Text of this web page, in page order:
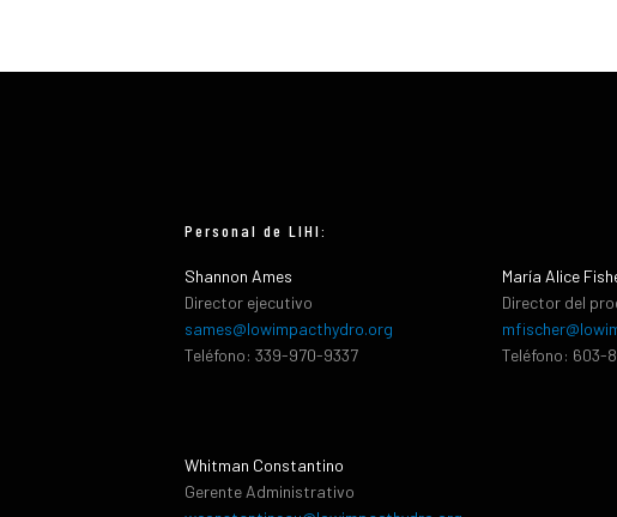
Personal de LIHI:
Shannon Ames
Director ejecutivo
sames@lowimpacthydro.org
Teléfono: 339-970-9337
Whitman Constantino
Gerente Administrativo
María Alice
Director del
Teléfono: 603-